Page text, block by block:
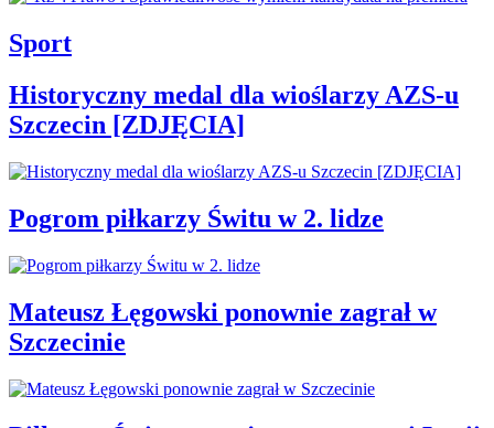
Sport
Historyczny medal dla wioślarzy AZS-u
Szczecin [ZDJĘCIA]
Pogrom piłkarzy Świtu w 2. lidze
Mateusz Łęgowski ponownie zagrał w
Szczecinie